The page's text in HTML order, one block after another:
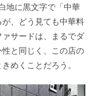
地に黒文字で「中華
、どう見ても中華料
サードは、まるでダ
と同じく、この店の
めくことだろう。